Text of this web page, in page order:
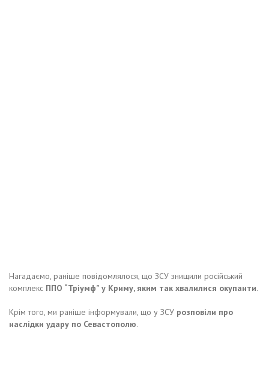
Нагадаємо, раніше повідомлялося, що ЗСУ знищили російський
комплекс ППО “Тріумф” у Криму, яким так хвалилися окупанти.
Крім того, ми раніше інформували, що у ЗСУ розповіли про
наслідки удару по Севастополю.